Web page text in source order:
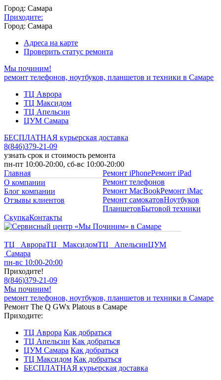
Город: Самара
Приходите:
Город: Самара
Адреса на карте
Проверить статус ремонта
Мы починим!
ремонт телефонов, ноутбуков, планшетов и техники в Самаре
ТЦ Аврора
ТЦ Максидом
ТЦ Апельсин
ЦУМ Самара
БЕСПЛАТНАЯ курьерская доставка
8(846)379-21-09
узнать срок и стоимость ремонта
пн-пт 10:00-20:00, сб-вс 10:00-20:00
Главная
О компании
Блог компании
Отзывы клиентов
Ремонт iPhoneРемонт iPad
Ремонт телефонов
Ремонт MacBookРемонт iMac
Ремонт самокатовНоутбуков
ПланшетовБытовой техники
СкупкаКонтакты
ТЦ АврораТЦ МаксидомТЦ АпельсинЦУМ
Самара
пн-вс 10:00-20:00
Приходите!
8(846)379-21-09
Мы починим!
ремонт телефонов, ноутбуков, планшетов и техники в Самаре
Ремонт The Q GWx Platous в Самаре
Приходите:
ТЦ Аврора Как добраться
ТЦ Апельсин Как добраться
ЦУМ Самара Как добраться
ТЦ Максидом Как добраться
БЕСПЛАТНАЯ курьерская доставка